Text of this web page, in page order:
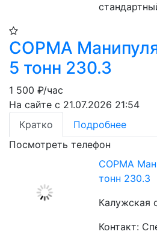
COPMA
5 тонн 230.3
1 500 ₽/час
На сайте с 21.07.2026 21:54
Кратко
Подробнее
Посмотреть телефон
COPMA
тонн 230.3
Калужская
Контакт: